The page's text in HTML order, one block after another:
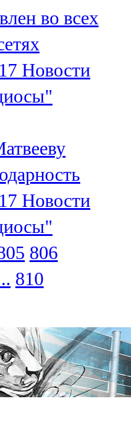
во всех
Новости
Новости
806
810